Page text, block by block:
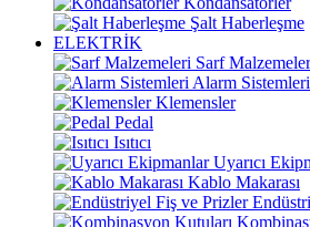
Şalt Haberleşme
ELEKTRİK
Sarf
Alarm Sistemleri
Klemensler
Pedal
Isıtıcı
Uyarıcı
Kablo Makarası